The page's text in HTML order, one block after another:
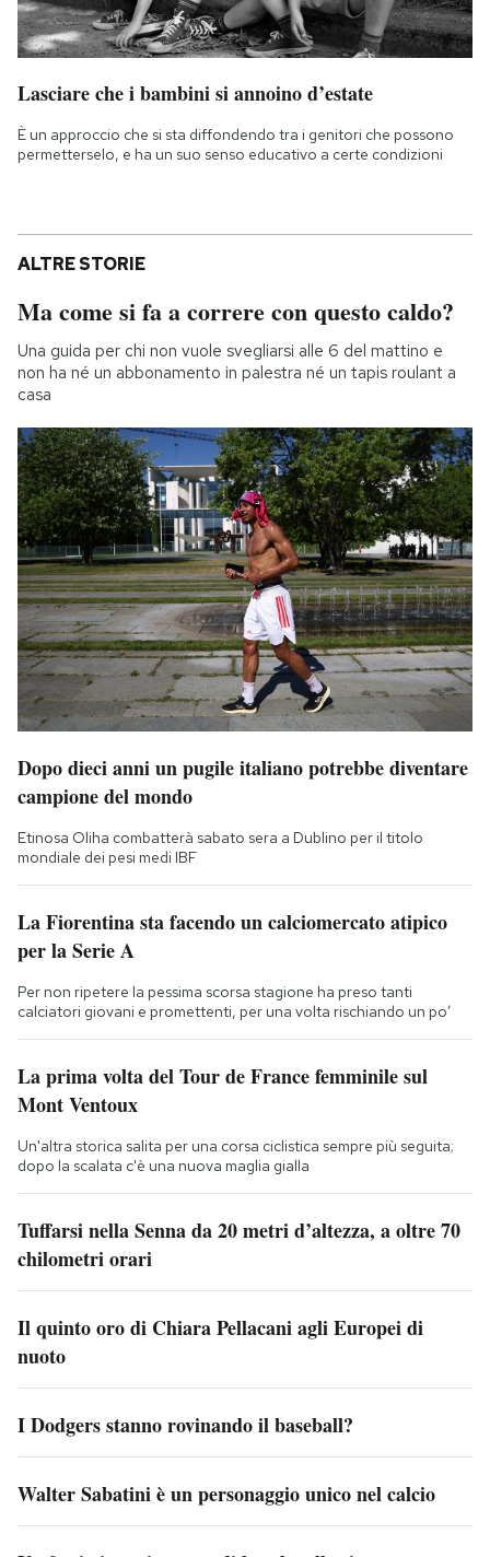
Lasciare che i bambini si annoino d’estate
È un approccio che si sta diffondendo tra i genitori che possono
permetterselo, e ha un suo senso educativo a certe condizioni
ALTRE STORIE
Ma come si fa a correre con questo caldo?
Una guida per chi non vuole svegliarsi alle 6 del mattino e
non ha né un abbonamento in palestra né un tapis roulant a
casa
Dopo dieci anni un pugile italiano potrebbe diventare
campione del mondo
Etinosa Oliha combatterà sabato sera a Dublino per il titolo
mondiale dei pesi medi IBF
La Fiorentina sta facendo un calciomercato atipico
per la Serie A
Per non ripetere la pessima scorsa stagione ha preso tanti
calciatori giovani e promettenti, per una volta rischiando un po’
La prima volta del Tour de France femminile sul
Mont Ventoux
Un'altra storica salita per una corsa ciclistica sempre più seguita;
dopo la scalata c'è una nuova maglia gialla
Tuffarsi nella Senna da 20 metri d’altezza, a oltre 70
chilometri orari
Il quinto oro di Chiara Pellacani agli Europei di
nuoto
I Dodgers stanno rovinando il baseball?
Walter Sabatini è un personaggio unico nel calcio